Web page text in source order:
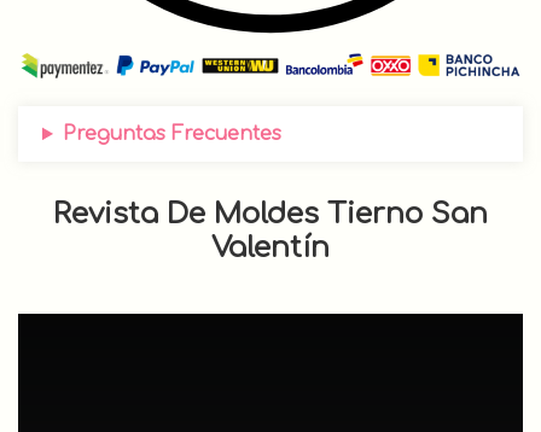
Preguntas Frecuentes
Revista De Moldes Tierno San
Valentín